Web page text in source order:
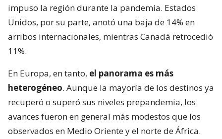
impuso la región durante la pandemia. Estados
Unidos, por su parte, anotó una baja de 14% en
arribos internacionales, mientras Canadá retrocedió
11%.
En Europa, en tanto, el panorama es más
heterogéneo. Aunque la mayoría de los destinos ya
recuperó o superó sus niveles prepandemia, los
avances fueron en general más modestos que los
observados en Medio Oriente y el norte de África.